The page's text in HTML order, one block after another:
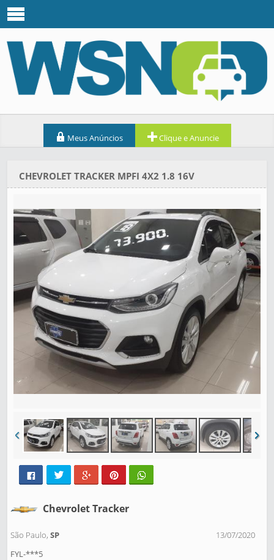
Meus Anúncios Clique e Anuncie
CHEVROLET TRACKER MPFI 4X2 1.8 16V
Chevrolet Tracker
São Paulo,SP
13/07/2020
FYL-***5